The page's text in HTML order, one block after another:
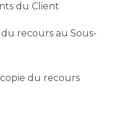
du Client
recours au Sous-
copie du recours